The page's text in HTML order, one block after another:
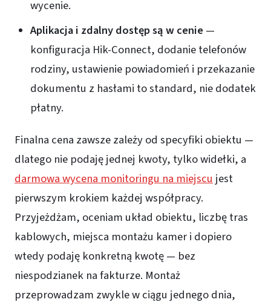
wycenie.
Aplikacja i zdalny dostęp są w cenie—
konfiguracja Hik-Connect, dodanie telefonów
rodziny, ustawienie powiadomień i przekazanie
dokumentu z hasłami to standard, nie dodatek
płatny.
Finalna cena zawsze zależy od specyfiki obiektu —
dlatego nie podaję jednej kwoty, tylko widełki, a
darmowa wycena monitoringu na miejscu jest
pierwszym krokiem każdej współpracy.
Przyjeżdżam, oceniam układ obiektu, liczbę tras
kablowych, miejsca montażu kamer i dopiero
wtedy podaję konkretną kwotę — bez
niespodzianek na fakturze. Montaż
przeprowadzam zwykle w ciągu jednego dnia,